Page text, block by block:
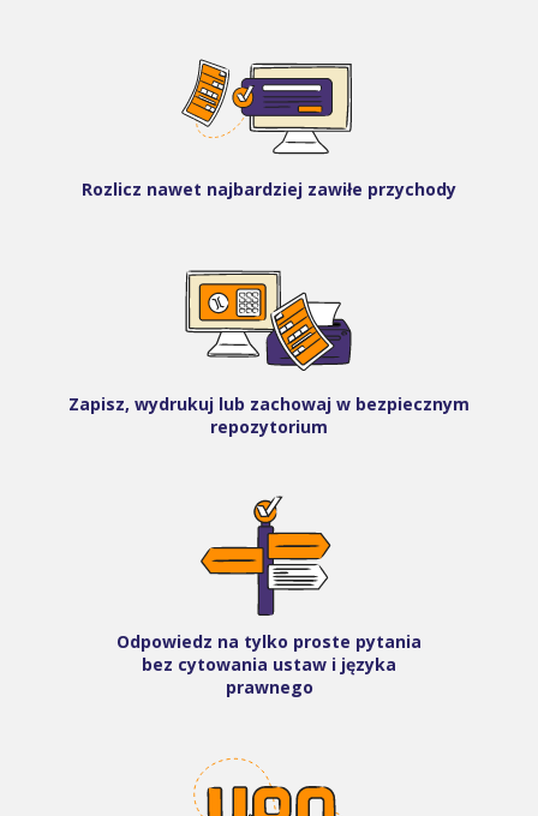
Rozlicz nawet najbardziej zawiłe przychody
Zapisz, wydrukuj lub zachowaj w bezpiecznym
repozytorium
Odpowiedz na tylko proste pytania
bez cytowania ustaw i języka
prawnego